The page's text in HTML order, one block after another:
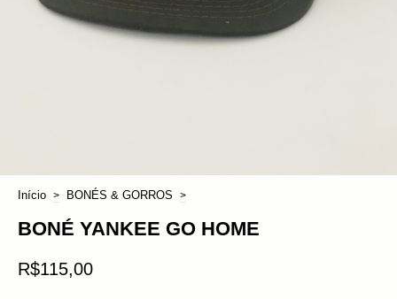
Início > BONÉS & GORROS >
BONÉ YANKEE GO HOME
R$115,00